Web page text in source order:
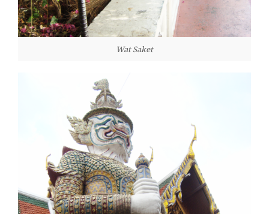
Wat Saket